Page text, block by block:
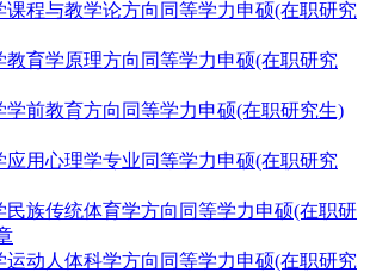
课程与教学论方向同等学力申硕(在职研究
教育学原理方向同等学力申硕(在职研究
学前教育方向同等学力申硕(在职研究生)
应用心理学专业同等学力申硕(在职研究
民族传统体育学方向同等学力申硕(在职研
运动人体科学方向同等学力申硕(在职研究